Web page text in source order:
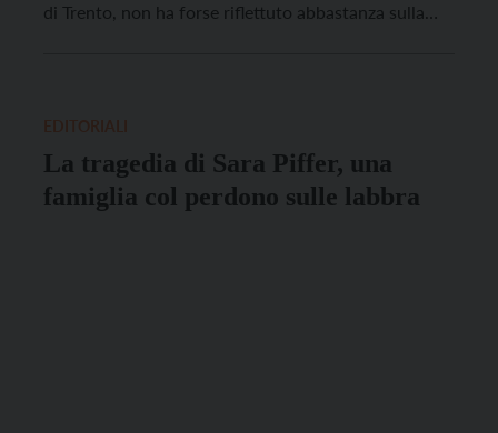
di Trento, non ha forse riflettuto abbastanza sulla
La tragedia di Sara Piffer, una
famiglia col perdono sulle labbra